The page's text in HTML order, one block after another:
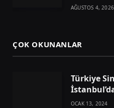
AĞUSTOS 4, 2026
ÇOK OKUNANLAR
Türkiye
OCAK 13, 2024